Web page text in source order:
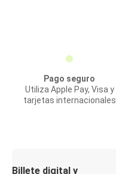
Pago seguro
Utiliza Apple Pay, Visa y
tarjetas internacionales
Billete digital y